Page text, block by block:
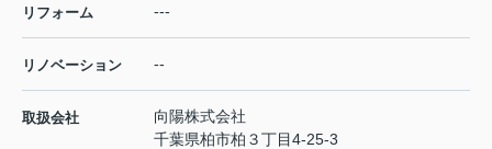
リフォーム ---
リノベーション --
取扱会社
向陽株式会社
千葉県柏市柏３丁目4-25-3